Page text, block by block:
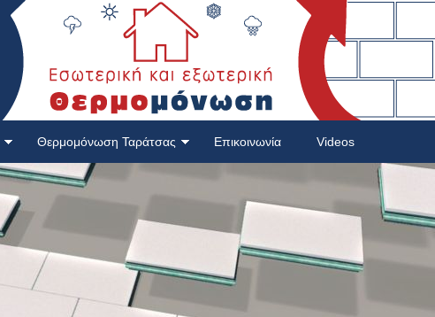
Θερμομόνωση Ταράτσας Επικοινωνία Videos